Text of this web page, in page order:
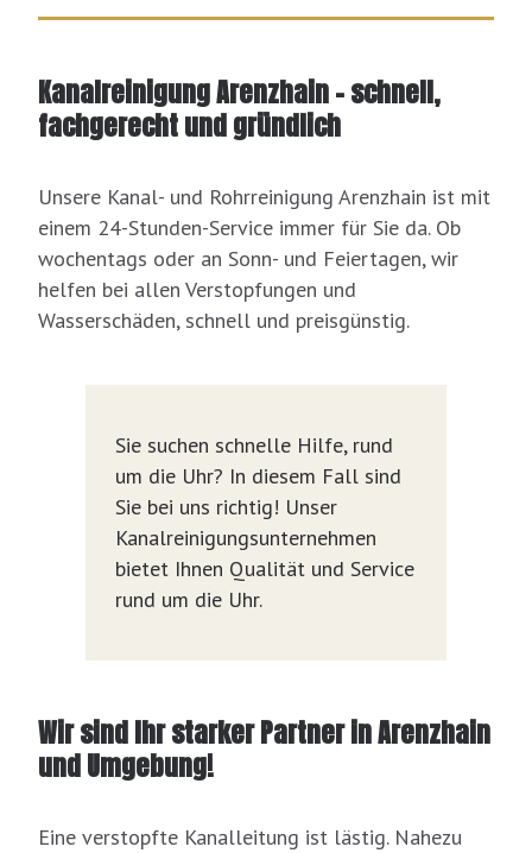
Kanalreinigung Arenzhain – schnell,
fachgerecht und gründlich
Unsere Kanal- und Rohrreinigung Arenzhain ist mit
einem 24-Stunden-Service immer für Sie da. Ob
wochentags oder an Sonn- und Feiertagen, wir
helfen bei allen Verstopfungen und
Wasserschäden, schnell und preisgünstig.
Sie suchen schnelle Hilfe, rund
um die Uhr? In diesem Fall sind
Sie bei uns richtig! Unser
Kanalreinigungsunternehmen
bietet Ihnen Qualität und Service
rund um die Uhr.
Wir sind Ihr starker Partner in Arenzhain
und Umgebung!
Eine verstopfte Kanalleitung ist lästig. Nahezu